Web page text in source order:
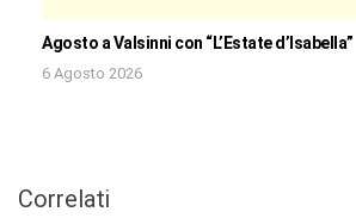
Agosto a Valsinni con “L’Estate d’Isabella”
6 Agosto 2026
Correlati